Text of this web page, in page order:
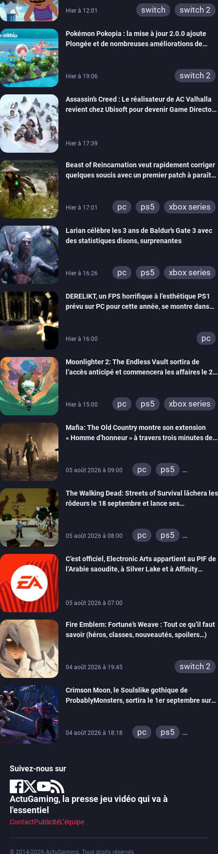
Hier à 12:01 switch switch 2
Pokémon Pokopia : la mise à jour 2.0.0 ajoute
Plongée et de nombreuses améliorations de
Hier à 19:06 switch 2
Assassin’s Creed : Le réalisateur de AC Valhalla
revient chez Ubisoft pour devenir Game Director
Hier à 17:39
Beast of Reincarnation veut rapidement corriger
quelques soucis avec un premier patch à paraître
Hier à 17:01 pc ps5 xbox series
Larian célèbre les 3 ans de Baldur’s Gate 3 avec
des statistiques disons, surprenantes
Hier à 16:26 pc ps5 xbox series
DERELIKT, un FPS horrifique à l’esthétique PS1
prévu sur PC pour cette année, se montre dans
Hier à 16:00 pc
Moonlighter 2: The Endless Vault sortira de
l’accès anticipé et commencera les affaires le 2
Hier à 15:00 pc ps5 xbox series
Mafia: The Old Country montre son extension
« Homme d’honneur » à travers trois minutes de
05 août 2026 à 09:00 pc
ps5
The Walking Dead: Streets of Survival lâchera les
rôdeurs le 18 septembre et lance ses
05 août 2026 à 08:00 pc
ps5
switch
switch 2
C’est officiel, Electronic Arts appartient au PIF de
l’Arabie saoudite, à Silver Lake et à Affinity
05 août 2026 à 07:00
Fire Emblem: Fortune’s Weave : Tout ce qu’il faut
savoir (héros, classes, nouveautés, spoilers…)
04 août 2026 à 19:45 switch 2
Crimson Moon, le Soulslike gothique de
ProbablyMonsters, sortira le 1er septembre sur
04 août 2026 à 18:18 pc
ps5
Suivez-nous sur
ActuGaming, la presse jeu vidéo qui va à
l'essentiel
ContactPublicitéL’équipe
© 2014-2026 ActuGaming. Tous droits réservés.